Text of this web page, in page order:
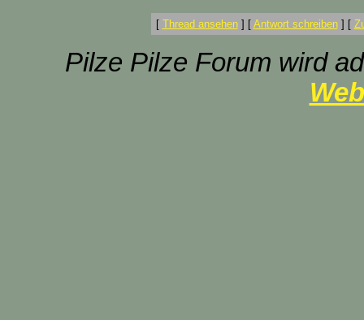
[ Thread ansehen] [ Antwort schreiben] [
Pilze Pilze Forum wird